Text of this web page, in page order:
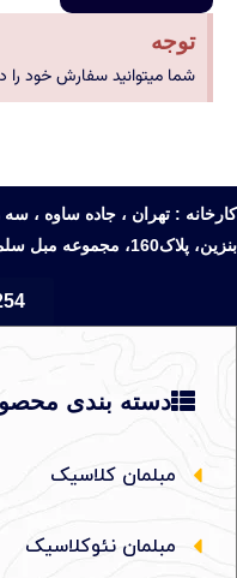
توجه
شما میتوانید سفارش خود را
کارخانه : تهران ، جاده ساوه ،
بنزین، پلاک160، مجموعه مبل سلما
دسته بندی
مبلمان کلاسیک
مبلمان نئوکلاسیک